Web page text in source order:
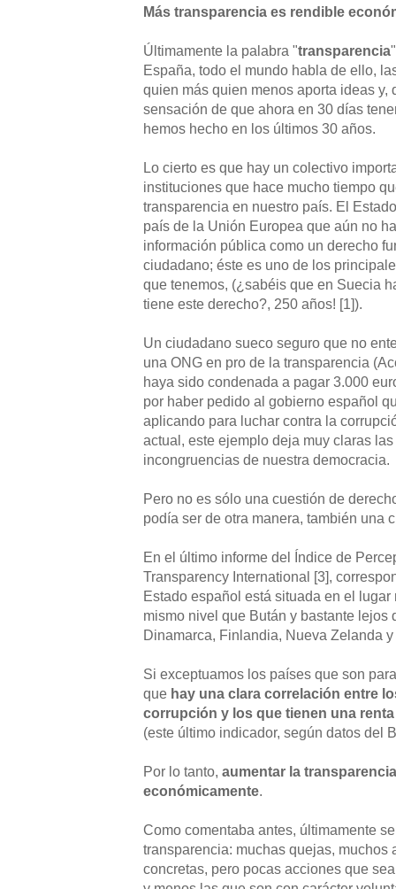
Más transparencia es rendible
Últimamente la palabra "transparencia
España, todo el mundo habla de ello,
quien más quien menos aporta ideas y,
sensación de que ahora en 30 días
hemos hecho en los últimos 30 años.
Lo cierto es que hay un colectivo
instituciones que hace mucho tiempo
transparencia en nuestro país. El
país de la Unión Europea que aún no
información pública como un derecho
ciudadano; éste es uno de los
que tenemos, (¿sabéis que en Suecia
tiene este derecho?, 250 años! [1]).
Un ciudadano sueco seguro que no
una ONG en pro de la transparencia
haya sido condenada a pagar 3.000
por haber pedido al gobierno español
aplicando para luchar contra la
actual, este ejemplo deja muy claras
incongruencias de nuestra democracia.
Pero no es sólo una cuestión de
podía ser de otra manera, también una
En el último informe del Índice de
Transparency International [3],
Estado español está situada en el lugar
mismo nivel que Bután y bastante lejos
Dinamarca, Finlandia, Nueva Zelanda
Si exceptuamos los países que son
que hay una clara correlación entre
corrupción y los que tienen una
(este último indicador, según datos del
Por lo tanto, aumentar la
económicamente.
Como comentaba antes, últimamente
transparencia: muchas quejas, muchos
concretas, pero pocas acciones que